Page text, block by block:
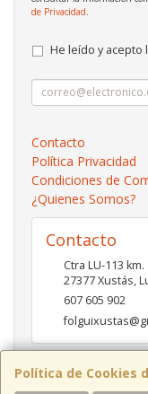
Política de Cookies
de Privacidad
He leído y acepto
Contacto
Política Privacidad
Condiciones de
¿Quienes Somos?
Contacto
Ctra LU-113
27377Xustás,
607 605 902
Horario